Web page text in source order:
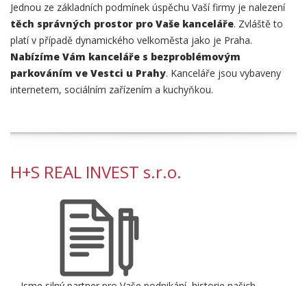
Jednou ze základních podmínek úspěchu Vaší firmy je nalezení
těch správných prostor pro Vaše kanceláře. Zvláště to
platí v případě dynamického velkoměsta jako je Praha.
Nabízíme Vám kanceláře s bezproblémovým
parkováním ve Vestci u Prahy. Kanceláře jsou vybaveny
internetem, sociálním zařízením a kuchyňkou.
H+S REAL INVEST s.r.o.